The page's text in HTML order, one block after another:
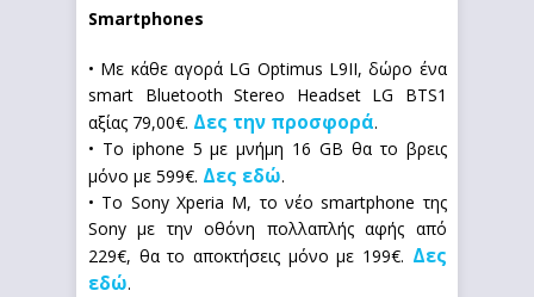
Smartphones
• Με κάθε αγορά LG Optimus L9II, δώρο ένα
smart Bluetooth Stereo Headset LG BTS1
αξίας 79,00€. Δες την προσφορά.
• Το iphone 5 με μνήμη 16 GB θα το βρεις
μόνο με 599€. Δες εδώ.
• Το Sony Xperia M, το νέο smartphone της
Sony με την οθόνη πολλαπλής αφής από
229€, θα το αποκτήσεις μόνο με 199€. Δες
εδώ.